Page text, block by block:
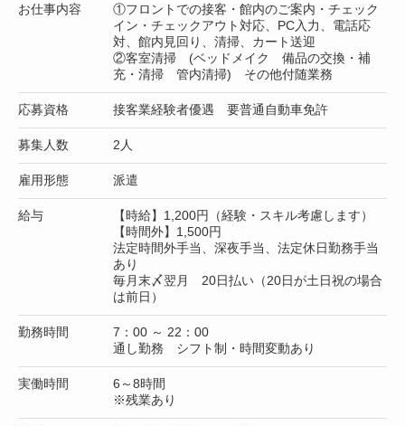
お仕事内容
①フロントでの接客・館内のご案内・チェック
イン・チェックアウト対応、PC入力、電話応
対、館内見回り、清掃、カート送迎
②客室清掃 (ベッドメイク 備品の交換・補
充・清掃 管内清掃) その他付随業務
応募資格 接客業経験者優遇 要普通自動車免許
募集人数 2人
雇用形態 派遣
給与
【時給】1,200円（経験・スキル考慮します）
【時間外】1,500円
法定時間外手当、深夜手当、法定休日勤務手当
あり
毎月末〆翌月 20日払い（20日が土日祝の場合
は前日）
勤務時間
7：00 ～ 22：00
通し勤務 シフト制・時間変動あり
実働時間
6～8時間
※残業あり